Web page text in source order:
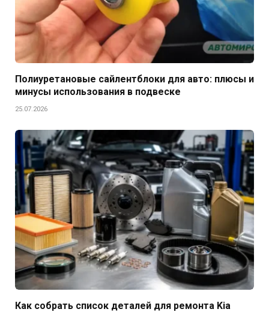
Полиуретановые сайлентблоки для авто: плюсы и
минусы использования в подвеске
25.07.2026
Как собрать список деталей для ремонта Kia